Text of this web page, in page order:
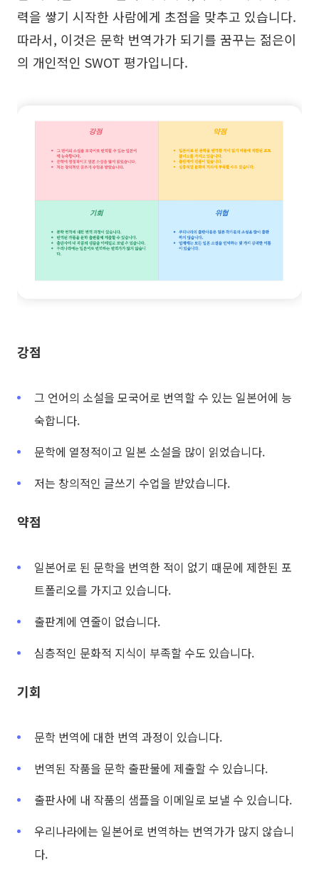
력을 쌓기 시작한 사람에게 초점을 맞추고 있습니다.
따라서, 이것은 문학 번역가가 되기를 꿈꾸는 젊은이
의 개인적인 SWOT 평가입니다.
강점
그 언어의 소설을 모국어로 번역할 수 있는 일본어에 능
숙합니다.
문학에 열정적이고 일본 소설을 많이 읽었습니다.
저는 창의적인 글쓰기 수업을 받았습니다.
약점
일본어로 된 문학을 번역한 적이 없기 때문에 제한된 포
트폴리오를 가지고 있습니다.
출판계에 연줄이 없습니다.
심층적인 문화적 지식이 부족할 수도 있습니다.
기회
문학 번역에 대한 번역 과정이 있습니다.
번역된 작품을 문학 출판물에 제출할 수 있습니다.
출판사에 내 작품의 샘플을 이메일로 보낼 수 있습니다.
우리나라에는 일본어로 번역하는 번역가가 많지 않습니
다.